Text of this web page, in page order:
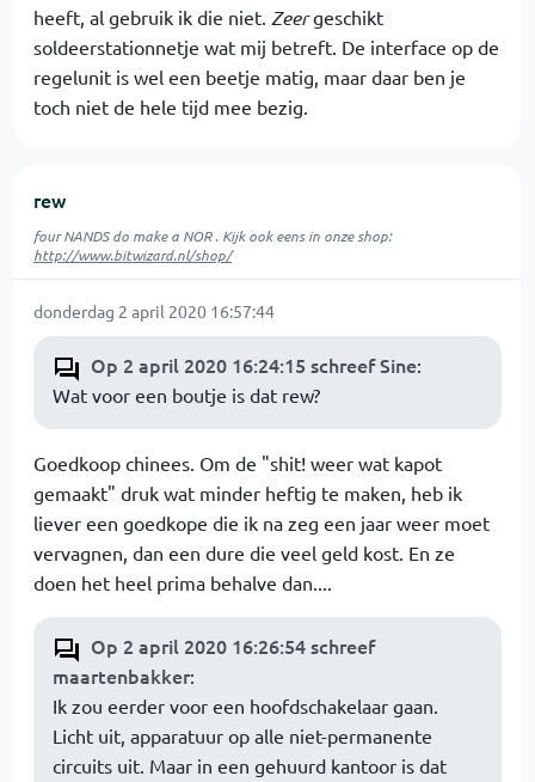
heeft, al gebruik ik die niet. Zeergeschikt
soldeerstationnetje wat mij betreft. De interface op de
regelunit is wel een beetje matig, maar daar ben je
toch niet de hele tijd mee bezig.
rew
four NANDS do make a NOR . Kijk ook eens in onze shop:
http://www.bitwizard.nl/shop/
donderdag 2 april 2020 16:57:44
Op 2 april 2020 16:24:15 schreef Sine:
Wat voor een boutje is dat rew?
Goedkoop chinees. Om de "shit! weer wat kapot
gemaakt" druk wat minder heftig te maken, heb ik
liever een goedkope die ik na zeg een jaar weer moet
vervagnen, dan een dure die veel geld kost. En ze
doen het heel prima behalve dan....
Op 2 april 2020 16:26:54 schreef
maartenbakker:
Ik zou eerder voor een hoofdschakelaar gaan.
Licht uit, apparatuur op alle niet-permanente
circuits uit. Maar in een gehuurd kantoor is dat